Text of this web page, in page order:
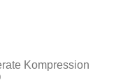
Kompression